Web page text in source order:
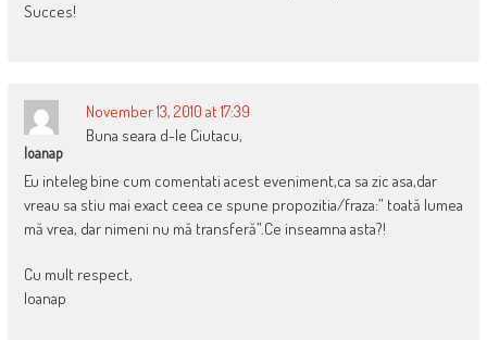
Succes!
Ioanap
November 13, 2010 at 17:39
Buna seara d-le Ciutacu,
Eu inteleg bine cum comentati acest eveniment,ca sa zic asa,dar
vreau sa stiu mai exact ceea ce spune propozitia/fraza:” toată lumea
mă vrea, dar nimeni nu mă transferă”.Ce inseamna asta?!
Cu mult respect,
Ioanap